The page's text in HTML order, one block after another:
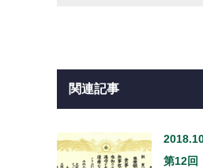
関連記事
第12回